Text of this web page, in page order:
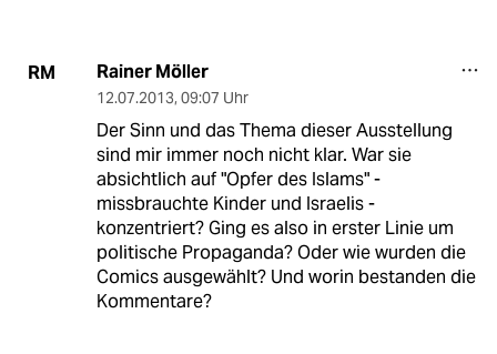
RM Rainer Möller
12.07.2013, 09:07 Uhr
Der Sinn und das Thema dieser Ausstellung
sind mir immer noch nicht klar. War sie
absichtlich auf "Opfer des Islams" -
missbrauchte Kinder und Israelis -
konzentriert? Ging es also in erster Linie um
politische Propaganda? Oder wie wurden die
Comics ausgewählt? Und worin bestanden die
Kommentare?